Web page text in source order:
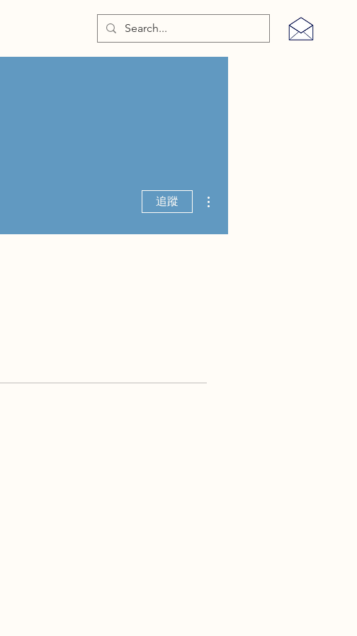
追蹤